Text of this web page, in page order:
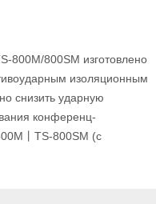
800M/800SM изготовлено
изоляционным
снизить ударную
конференц-
丨TS-800SM (с